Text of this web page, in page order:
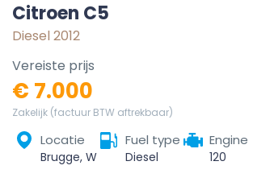
Citroen C5
Diesel 2012
Vereiste prijs
€ 7.000
Zakelijk (factuur BTW aftrekbaar)
Locatie Fuel type
Diesel
Engine
120